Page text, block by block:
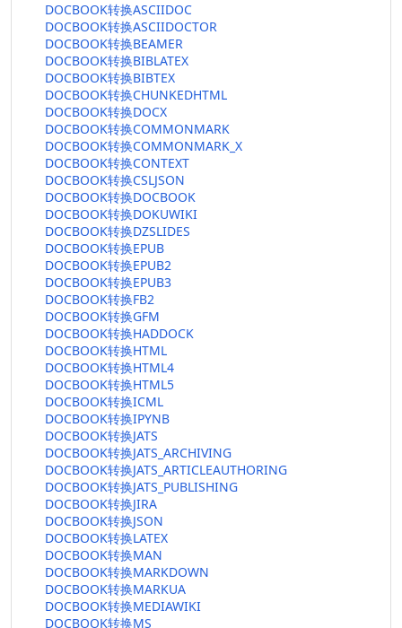
DOCBOOK转换ASCIIDOC
DOCBOOK转换ASCIIDOCTOR
DOCBOOK转换BEAMER
DOCBOOK转换BIBLATEX
DOCBOOK转换BIBTEX
DOCBOOK转换CHUNKEDHTML
DOCBOOK转换DOCX
DOCBOOK转换COMMONMARK
DOCBOOK转换COMMONMARK_X
DOCBOOK转换CONTEXT
DOCBOOK转换CSLJSON
DOCBOOK转换DOCBOOK
DOCBOOK转换DOKUWIKI
DOCBOOK转换DZSLIDES
DOCBOOK转换EPUB
DOCBOOK转换EPUB2
DOCBOOK转换EPUB3
DOCBOOK转换FB2
DOCBOOK转换GFM
DOCBOOK转换HADDOCK
DOCBOOK转换HTML
DOCBOOK转换HTML4
DOCBOOK转换HTML5
DOCBOOK转换ICML
DOCBOOK转换IPYNB
DOCBOOK转换JATS
DOCBOOK转换JATS_ARCHIVING
DOCBOOK转换JATS_ARTICLEAUTHORING
DOCBOOK转换JATS_PUBLISHING
DOCBOOK转换JIRA
DOCBOOK转换JSON
DOCBOOK转换LATEX
DOCBOOK转换MAN
DOCBOOK转换MARKDOWN
DOCBOOK转换MARKUA
DOCBOOK转换MEDIAWIKI
DOCBOOK转换MS